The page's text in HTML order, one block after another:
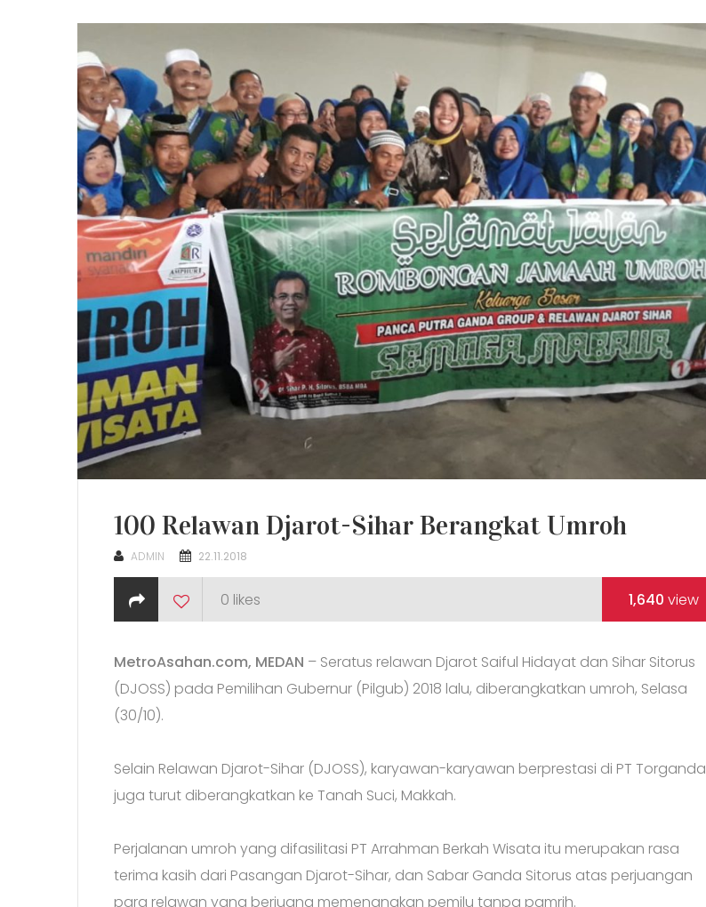
100 Relawan Djarot-Sihar Berangkat Umroh
ADMIN
POSTED
22.11.2018
0 likes 1,640 view
MetroAsahan.com, MEDAN – Seratus relawan Djarot Saiful Hidayat dan Sihar Sitorus
(DJOSS) pada Pemilihan Gubernur (Pilgub) 2018 lalu, diberangkatkan umroh, Selasa
(30/10).
Selain Relawan Djarot-Sihar (DJOSS), karyawan-karyawan berprestasi di PT Torganda
juga turut diberangkatkan ke Tanah Suci, Makkah.
Perjalanan umroh yang difasilitasi PT Arrahman Berkah Wisata itu merupakan rasa
terima kasih dari Pasangan Djarot-Sihar, dan Sabar Ganda Sitorus atas perjuangan
para relawan yang berjuang memenangkan pemilu tanpa pamrih.